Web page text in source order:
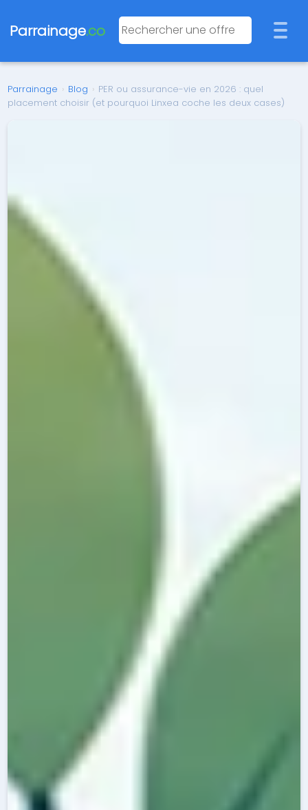
Parrainage.co
Parrainage › Blog › PER ou assurance-vie en 2026 : quel
placement choisir (et pourquoi Linxea coche les deux cases)